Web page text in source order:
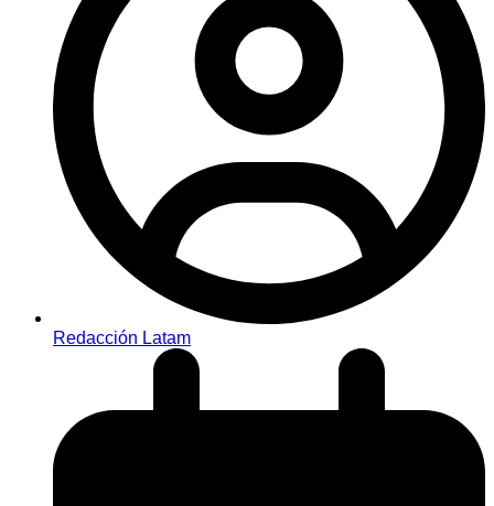
Redacción Latam